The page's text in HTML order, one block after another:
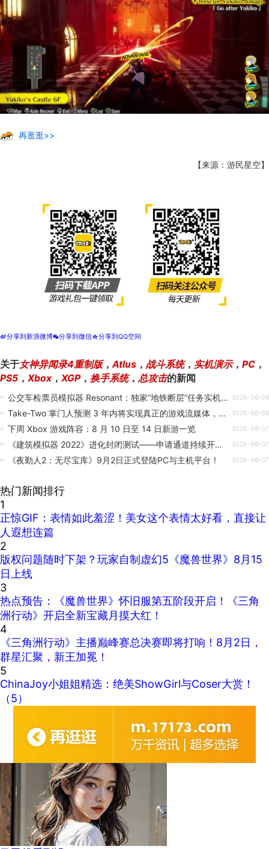
再逛逛>>
【来源：游民星空】
t分享到新浪微博w分享到微信z分享到QQ空间
关于女神异闻录4重制版， Atlus ， 战斗系统， 实机演示， PC ，
PS5 ， Xbox ， XGP， 换手系统， 总攻击的新闻
公交车检票员模拟器 Resonant：独家“地铁断层”任务实机演示 —— IGN First 2026-08-08
Take-Two 掌门人预测 3 年内将实现真正的游戏流媒体，称其表现需比肩主机运行 GTA66 才有意义 2026-08-08
下周 Xbox 游戏阵容：8 月 10 日至 14 日新游一览 2026-08-07
《建筑模拟器 2022》进化封闭测试——申请通道持续开放中 2026-08-07
《夜勤人2：无尽宝库》9月2日正式登陆PC与主机平台！ 2026-08-07
热门新闻排行
1
正惊GIF：表情如此羞涩！美女这个表情太好看，直接让
人遐想连篇
2
版权问题随时下架？玩家自制虚幻5《魔兽世界》8月15
日上线
3
热点预告：《魔兽世界》怀旧服第五阶段开启！《三角
洲行动》开启全新宝藏月摸大红！
4
《三角洲行动》主播巅峰赛总决赛即将打响！8月2日，
群星汇聚，新王加冕！
5
ChinaJoy小姐姐精选：绝美ShowGirl与Coser大赏！
（5）